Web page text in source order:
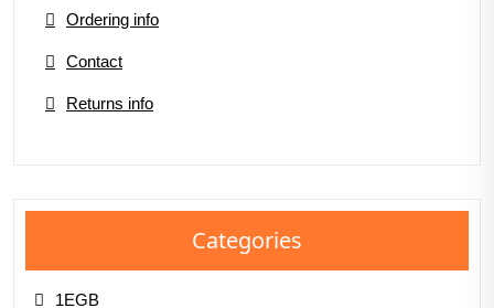
Ordering info
Contact
Returns info
Categories
1EGB